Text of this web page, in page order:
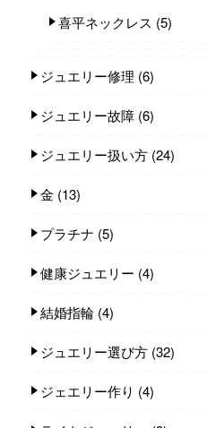
喜平ネックレス (5)
ジュエリー修理 (6)
ジュエリー故障 (6)
ジュエリー扱い方 (24)
金 (13)
プラチナ (5)
健康ジュエリー (4)
結婚指輪 (4)
ジュエリー選び方 (32)
ジェエリー作り (4)